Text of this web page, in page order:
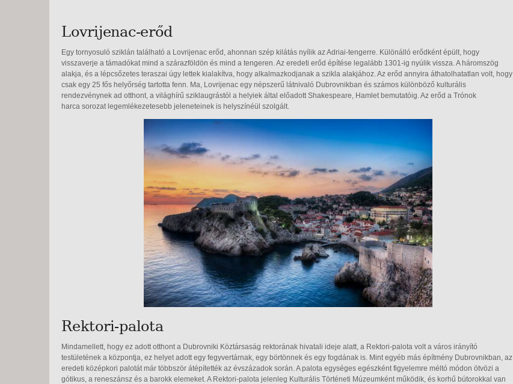
Lovrijenac-erőd
Egy tornyosuló sziklán található a Lovrijenac erőd, ahonnan szép kilátás nyílik az Adriai-tengerre. Különálló erődként épült, hogy
visszaverje a támadókat mind a szárazföldön és mind a tengeren. Az eredeti erőd építése legalább 1301-ig nyúlik vissza. A háromszög
alakja, és a lépcsőzetes teraszai úgy lettek kialakítva, hogy alkalmazkodjanak a szikla alakjához. Az erőd annyira áthatolhatatlan volt, hogy
csak egy 25 fős helyőrség tartotta fenn. Ma, Lovrijenac egy népszerű látnivaló Dubrovnikban és számos különböző kulturális
rendezvénynek ad otthont, a világhírű sziklaugrástól a helyiek által előadott Shakespeare, Hamlet bemutatóig. Az erőd a Trónok
harca sorozat legemlékezetesebb jeleneteinek is helyszínéül szolgált.
Rektori-palota
Mindamellett, hogy ez adott otthont a Dubrovniki Köztársaság rektorának hivatali ideje alatt, a Rektori-palota volt a város irányító
testületének a központja, ez helyet adott egy fegyvertárnak, egy börtönnek és egy fogdának is. Mint egyéb más építmény Dubrovnikban, az
eredeti középkori palotát már többször átépítették az évszázadok során. A palota egységes egészként figyelemre méltó módon ötvözi a
gótikus, a reneszánsz és a barokk elemeket. A Rektori-palota jelenleg Kulturális Történeti Múzeumként működik, és korhű bútorokkal van